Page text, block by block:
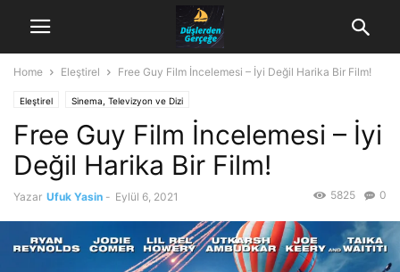
Home Eleştirel Free Guy Film İncelemesi – İyi Değil Harika Bir Film!
Eleştirel Sinema, Televizyon ve Dizi
Free Guy Film İncelemesi – İyi
Değil Harika Bir Film!
Yazar Ufuk Yasin - Eylül 6, 2021 0
5825